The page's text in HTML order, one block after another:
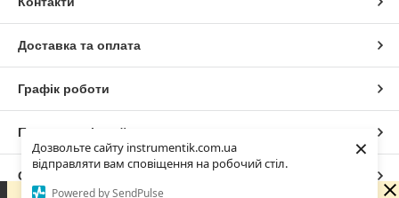
Дозвольте сайту instrumentik.com.ua
відправляти вам сповіщення на робочий стіл.
Powered by SendPulse
×
Доставка та оплата
Графік роботи
Повна версія сайту
Сайт створено на маркетплейсі